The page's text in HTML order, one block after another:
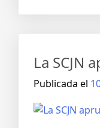
La SCJN
Publicada el